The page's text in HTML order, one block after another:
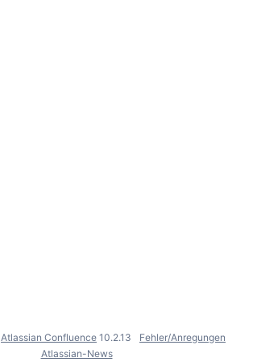
Atlassian Confluence 10.2.13
Fehler/Anregungen
Atlassian-News